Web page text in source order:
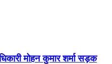
मोहन कुमार शर्मा सड़क